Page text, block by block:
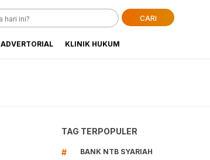
CARI
ADVERTORIAL KLINIK HUKUM
TAG TERPOPULER
# BANK NTB SYARIAH